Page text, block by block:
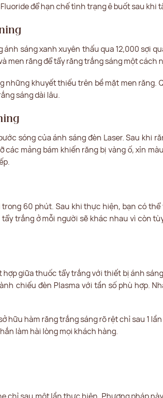
để hạn chế tình trạng ê buốt sau khi
ánh sáng xanh xuyên thấu qua 12,000 sợi
men răng để tẩy răng trắng sáng một cách
những khuyết thiếu trên bề mặt men răng.
sáng dài lâu.
sóng của ánh sáng đèn Laser. Sau khi
mảng bám khiến răng bị vàng ố, xỉn
60 phút. Sau khi thực hiện, bạn có
trắng ở mỗi người sẽ khác nhau vì còn
giữa thuốc tẩy trắng với thiết bị ánh
chiếu đèn Plasma với tần số phù hợp.
hữu hàm răng trắng sáng rõ rệt chỉ sau 1
làm hài lòng mọi khách hàng.